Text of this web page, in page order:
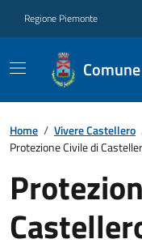
Regione Piemonte
Home / Vivere Castellero
Protezione Civile di